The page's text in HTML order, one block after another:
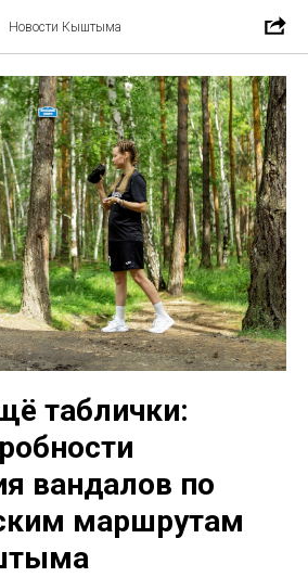
Новости Кыштыма
таблички:
вандалов по
маршрутам